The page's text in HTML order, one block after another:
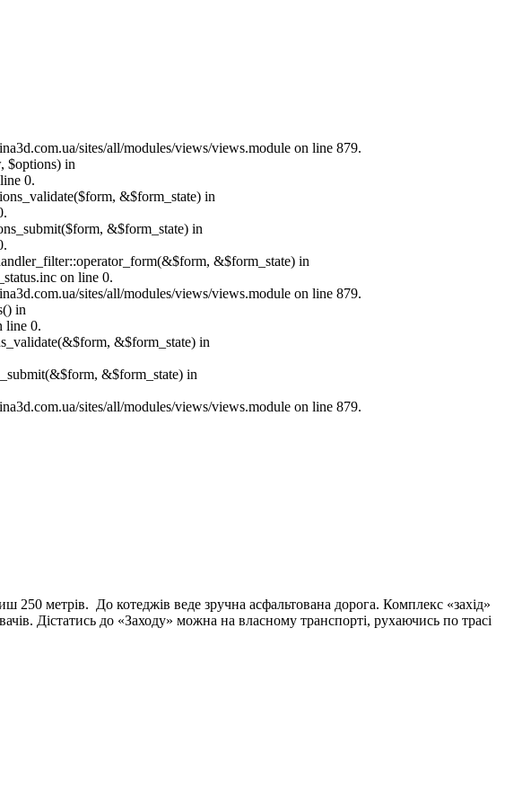
sites/all/modules/views/views.module on line 879.
$options) in
0.
&$form_state) in
&$form_state) in
&$form_state) in
on line 0.
sites/all/modules/views/views.module on line 879.
in
line 0.
&$form_state) in
&$form_state) in
sites/all/modules/views/views.module on line 879.
250 метрів. До котеджів веде зручна асфальтована дорога. Комплекс «захід»
Дістатись до «Заходу» можна на власному транспорті, рухаючись по трасі